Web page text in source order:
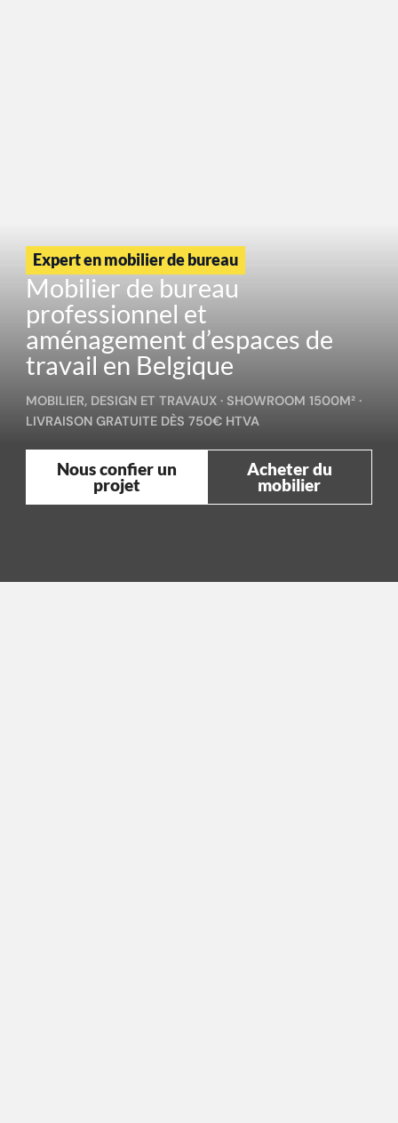
Expert en mobilier de bureau
Mobilier de bureau
professionnel et
aménagement d’espaces de
travail en Belgique
MOBILIER, DESIGN ET TRAVAUX · SHOWROOM 1500M² ·
LIVRAISON GRATUITE DÈS 750€ HTVA
Nous confier un
projet
Acheter du
mobilier